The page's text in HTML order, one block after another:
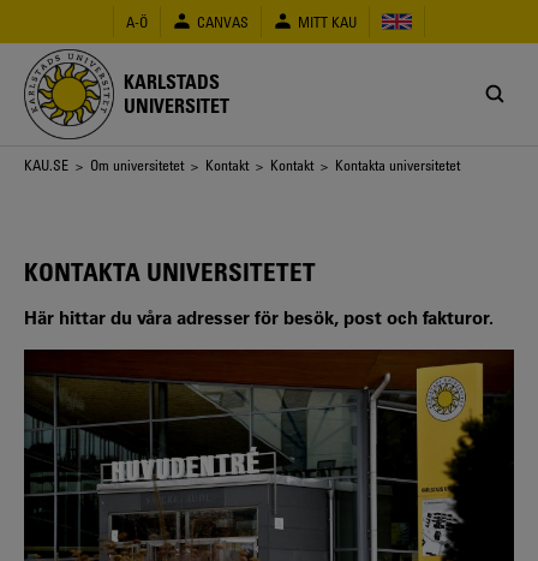
huvudinnehåll
A-Ö CANVAS MITT KAU
KARLSTADS
UNIVERSITET
Länkstig
KAU.SE > Om universitetet > Kontakt > Kontakt > Kontakta universitetet
KONTAKTA UNIVERSITETET
Här hittar du våra adresser för besök, post och fakturor.